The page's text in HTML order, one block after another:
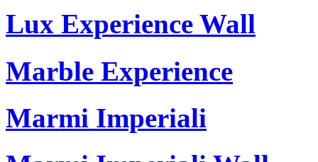
Lux Experience Wall
Marble Experience
Marmi Imperiali